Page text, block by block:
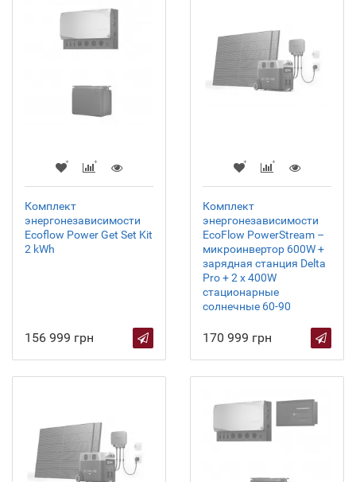
Комплект
энергонезависимости
Ecoflow Power Get Set Kit
2 kWh
156 999 грн
Комплект
энергонезависимости
EcoFlow PowerStream –
микроинвертор 600W +
зарядная станция Delta
Pro + 2 x 400W
стационарные
солнечные 60-90
170 999 грн